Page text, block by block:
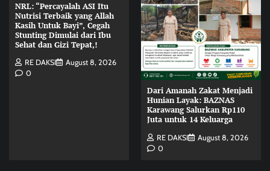
NRL: “Percayalah ASI Itu
Nutrisi Terbaik yang Allah
Kasih Untuk Bayi”, Cegah
Stunting Dimulai dari Ibu
Sehat dan Gizi Tepat,!
RE DAKSI
August 8, 2026
0
Dari Amanah Zakat Menjadi
Hunian Layak: BAZNAS
Karawang Salurkan Rp110
Juta untuk 14 Keluarga
RE DAKSI
August 8, 2026
0